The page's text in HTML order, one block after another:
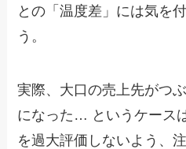
との「温度差」には気を
う。
実際、大口の売上先がつ
になった… というケース
を過大評価しないよう、